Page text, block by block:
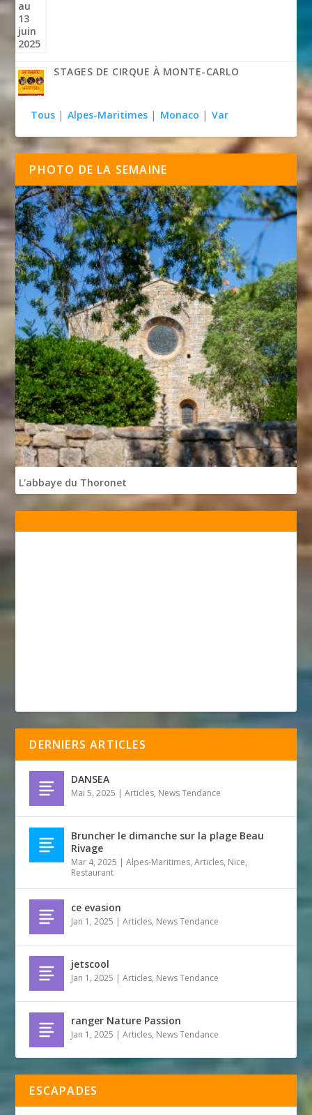
STAGES DE CIRQUE À MONTE-CARLO
Tous | Alpes-Maritimes | Monaco | Var
PHOTO DE LA SEMAINE
L'abbaye du Thoronet
DERNIERS ARTICLES
DANSEA
Mai 5, 2025 |Articles, News Tendance
Bruncher le dimanche sur la plage Beau
Rivage
Mar 4, 2025 |Alpes-Maritimes,Articles, Nice,
Restaurant
ce evasion
Jan 1, 2025 |Articles, News Tendance
jetscool
Jan 1, 2025 |Articles, News Tendance
ranger Nature Passion
Jan 1, 2025 |Articles, News Tendance
ESCAPADES